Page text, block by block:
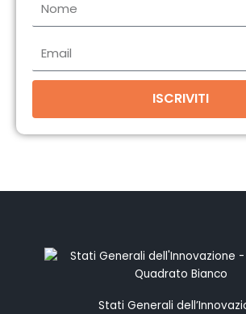
ISCRIVITI
Stati Generali